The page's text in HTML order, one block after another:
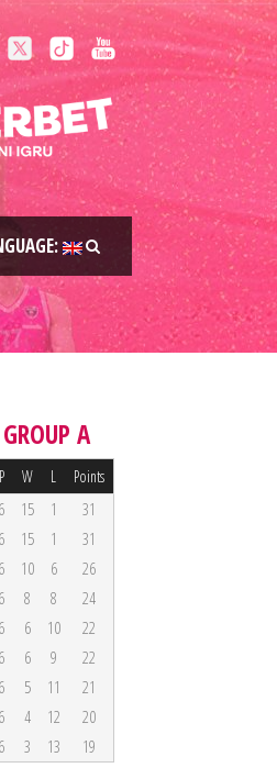
A
W L Points
15 1
31
15 1
31
10 6
26
8 8
24
6 10
22
6 9
22
5 11
21
4 12
20
3 13 19